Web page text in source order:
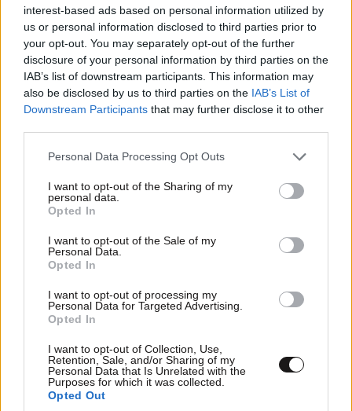
interest-based ads based on personal information utilized by
us or personal information disclosed to third parties prior to
your opt-out. You may separately opt-out of the further
disclosure of your personal information by third parties on the
IAB’s list of downstream participants. This information may
also be disclosed by us to third parties on the IAB’s List of
Downstream Participants that may further disclose it to other
Please note that this website/app uses one or more Google
not limited to your visit or usage behaviour. You may click to
grant or deny consent to Google and its third-party tags to
use your data for below specified purposes in below Google
consent section.
Personal Data Processing Opt Outs
I want to opt-out of the Sharing of my
personal data.
Opted In
I want to opt-out of the Sale of my
Personal Data.
Opted In
I want to opt-out of processing my
Personal Data for Targeted Advertising.
Opted In
I want to opt-out of Collection, Use,
Retention, Sale, and/or Sharing of my
Personal Data that Is Unrelated with the
Purposes for which it was collected.
Opted Out
Φρένο στην ακρίβεια: Πάνω από 900 προϊόντα
Στους πρωταγωνιστές του ευρωπαϊκού